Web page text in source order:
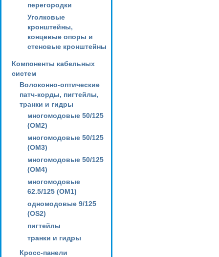
перегородки
Уголковые
кронштейны,
концевые опоры и
стеновые кронштейны
Компоненты кабельных
систем
Волоконно-оптические
патч-корды, пигтейлы,
транки и гидры
многомодовые 50/125
(OM2)
многомодовые 50/125
(OM3)
многомодовые 50/125
(OM4)
многомодовые
62.5/125 (OM1)
одномодовые 9/125
(OS2)
пигтейлы
транки и гидры
Кросс-панели